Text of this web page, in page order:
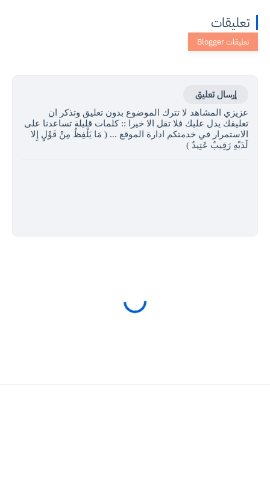
تعليقات
إرسال تعليق
عزيزي المشاهد لا تترك الموضوع بدون تعليق وتذكر ان
تعليقك يدل عليك فلا تقل الا خيرا :: كلمات قليلة تساعدنا على
الاستمرار في خدمتكم ادارة الموقع ... ( مَا يَلْفِظُ مِنْ قَوْلٍ إِلا
لَدَيْهِ رَقِيبٌ عَتِيدٌ )